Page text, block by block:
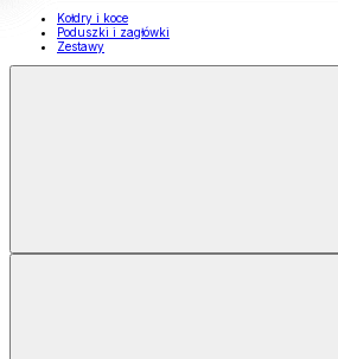
Kołdry i koce
Poduszki i zagłówki
Zestawy